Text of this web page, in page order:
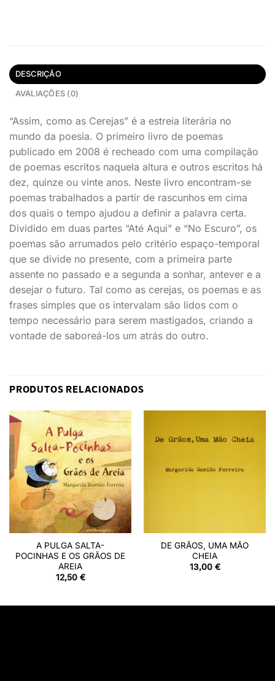
DESCRIÇÃO
AVALIAÇÕES (0)
“Assim, como as Cerejas” é a estreia literária no
mundo da poesia. O primeiro livro de poemas
publicado em 2008 é recheado com uma compilação
de poemas escritos naquela altura e outros escritos há
dez, quinze ou vinte anos. Neste livro encontram-se
poemas trabalhados a partir de rascunhos em cima
dos quais o tempo ajudou a definir a palavra certa.
Dividido em duas partes “Até Aqui” e “No Escuro”, os
poemas são arrumados pelo critério espaço-temporal
que se divide no presente, com a primeira parte
assente no passado e a segunda a sonhar, antever e a
desejar o futuro. Tal como as cerejas, os poemas e as
frases simples que os intervalam são lidos com o
tempo necessário para serem mastigados, criando a
vontade de saboreá-los um atrás do outro.
PRODUTOS RELACIONADOS
A PULGA SALTA-
POCINHAS E OS GRÃOS DE
AREIA
12,50 €
DE GRÃOS, UMA MÃO
CHEIA
13,00 €